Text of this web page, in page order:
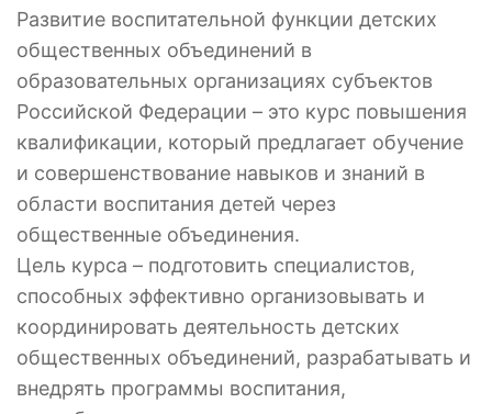
Развитие воспитательной функции детских
общественных объединений в
образовательных организациях субъектов
Российской Федерации – это курс повышения
квалификации, который предлагает обучение
и совершенствование навыков и знаний в
области воспитания детей через
общественные объединения.
Цель курса – подготовить специалистов,
способных эффективно организовывать и
координировать деятельность детских
общественных объединений, разрабатывать и
внедрять программы воспитания,